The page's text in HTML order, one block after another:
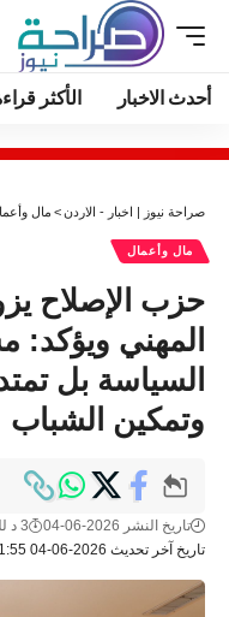
أحدث الاخبار الأكثر
صراحة نيوز | اخبار - الاردن> مال
مال وأعمال
حزب الإصلاح
المهني ويؤكد:
السياسة بل
وتمكين الشباب
تاريخ آخر تحديث 2026-06-04 1:55 مساءً
تاريخ النشر 2026-06-04 3 د للقراءة